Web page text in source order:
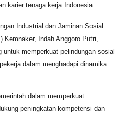
karier tenaga kerja Indonesia.
Industrial dan Jaminan Sosial
Indah Anggoro Putri,
memperkuat pelindungan sosial
dalam menghadapi dinamika
dalam memperkuat
peningkatan kompetensi dan